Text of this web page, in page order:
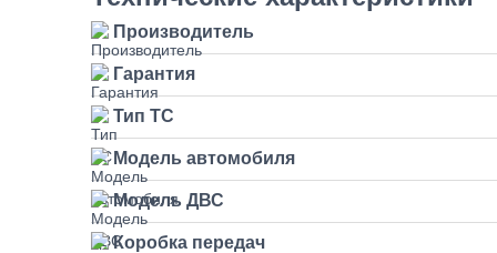
Производитель
Гарантия
Тип ТС
Модель автомобиля
Модель ДВС
Коробка передач